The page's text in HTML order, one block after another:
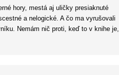
hory, mestá aj uličky presiaknuté
a nelogické. A čo ma vyrušovali
Nemám nič proti, keď to v knihe je,